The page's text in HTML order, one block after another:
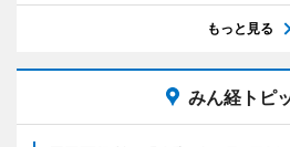
もっと見る
みん経トピ